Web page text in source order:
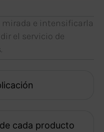
cada producto
mirada e intensificarla
el servicio de